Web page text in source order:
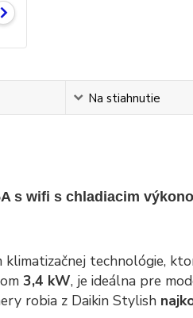
Na stiahnutie
s wifi s chladiacim
technológie,
3,4 kW, je ideálna pre
robia z Daikin Stylish